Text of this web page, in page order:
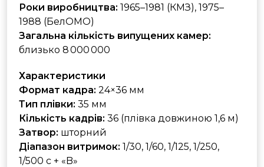
Роки виробництва: 1965–1981 (КМЗ), 1975–
1988 (БелОМО)
Загальна кількість випущених камер:
близько 8 000 000
Характеристики
Формат кадра: 24×36 мм
Тип плівки: 35 мм
Кількість кадрів: 36 (плівка довжиною 1,6 м)
Затвор: шторний
Діапазон витримок: 1/30, 1/60, 1/125, 1/250,
1/500 с + «B»